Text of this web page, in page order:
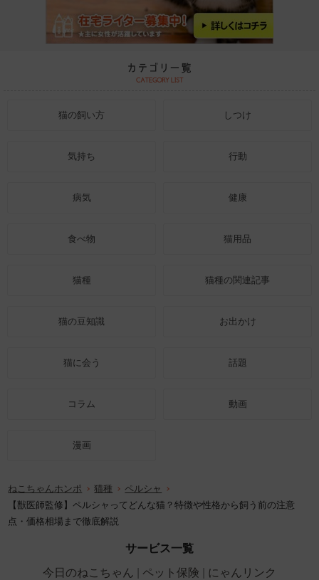
猫の飼い方 しつけ
気持ち 行動
病気 健康
食べ物 猫用品
猫種 猫種の関連記事
猫の豆知識 お出かけ
猫に会う 話題
コラム 動画
漫画
ねこちゃんホンポ 猫種
ペルシャ
【獣医師監修】ペルシャってどんな猫？特徴や性格から飼う前の注意
点・価格相場まで徹底解説
サービス一覧
今日のねこちゃん
ペット保険 にゃんリンク